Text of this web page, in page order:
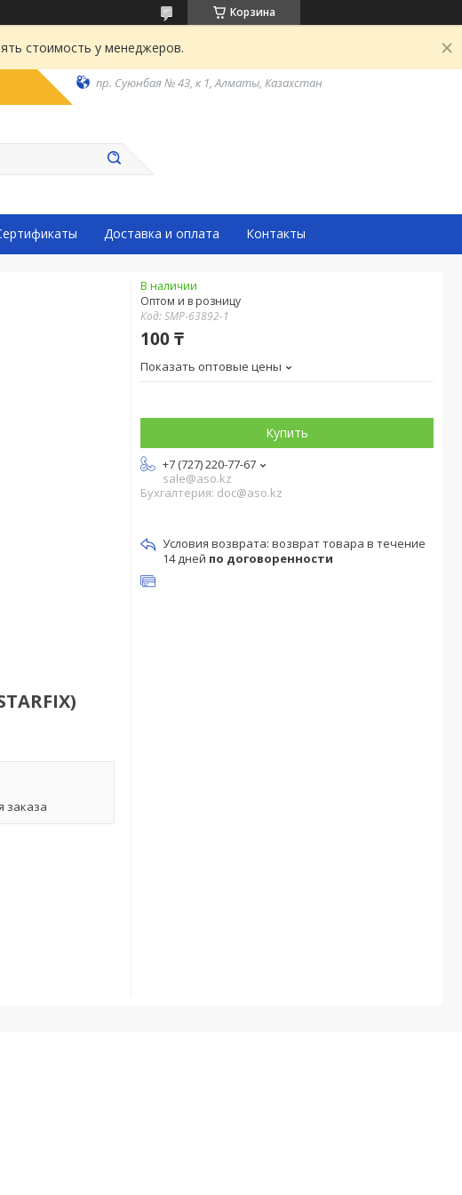
Корзина
стоимость у менеджеров.
пр. Суюнбая № 43, к 1, Алматы, Казахстан
Доставка и оплата Контакты
заказа
В наличии
Оптом и в розницу
Код:SMP-63892-1
100 ₸
Показать оптовые цены
Купить
+7 (727) 220-77-67
sale@aso.kz
Бухгалтерия: doc@aso.kz
возврат товара в течение
14 дней по договоренности